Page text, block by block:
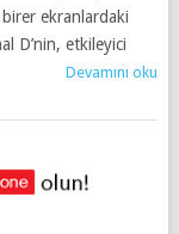
ekranlardaki
D’nin, etkileyici
Devamını oku